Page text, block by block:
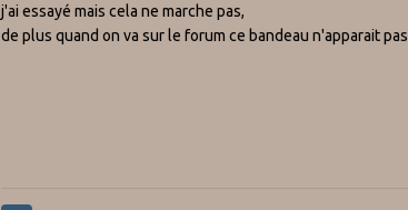
j'ai essayé mais cela ne marche pas,
de plus quand on va sur le forum ce bandeau n'apparait pas